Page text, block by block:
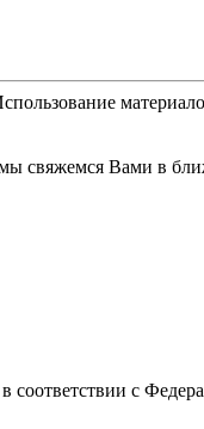
свяжемся Вами в
соответствии с